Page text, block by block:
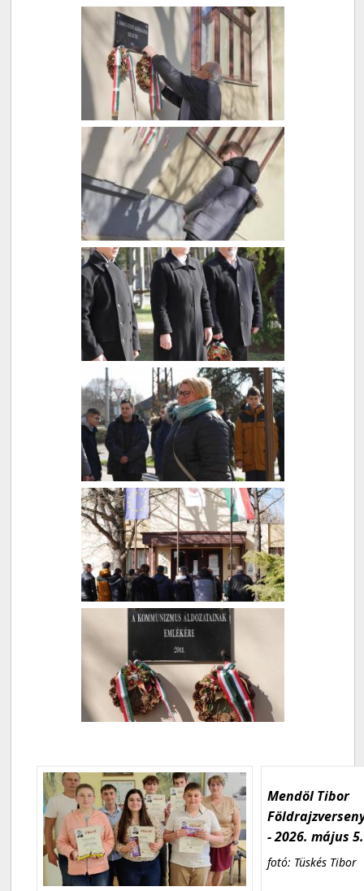
Mendöl Tibor
- 2026. május 5.
fotó: Tüskés Tibor